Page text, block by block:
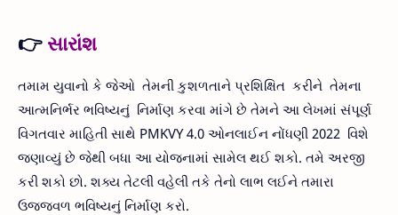
👉સારાંશ
તમામ યુવાનો કે જેઓ તેમની કુશળતાને પ્રશિક્ષિત કરીને તેમના
આત્મનિર્ભર ભવિષ્યનું નિર્માણ કરવા માંગે છે તેમને આ લેખમાં સંપૂર્ણ
વિગતવાર માહિતી સાથે PMKVY 4.0 ઓનલાઈન નોંધણી 2022 વિશે
જણાવ્યું છે જેથી બધા આ યોજનામાં સામેલ થઈ શકો. તમે અરજી
કરી શકો છો. શક્ય તેટલી વહેલી તકે તેનો લાભ લઈને તમારા
ઉજ્જવળ ભવિષ્યનું નિર્માણ કરો.